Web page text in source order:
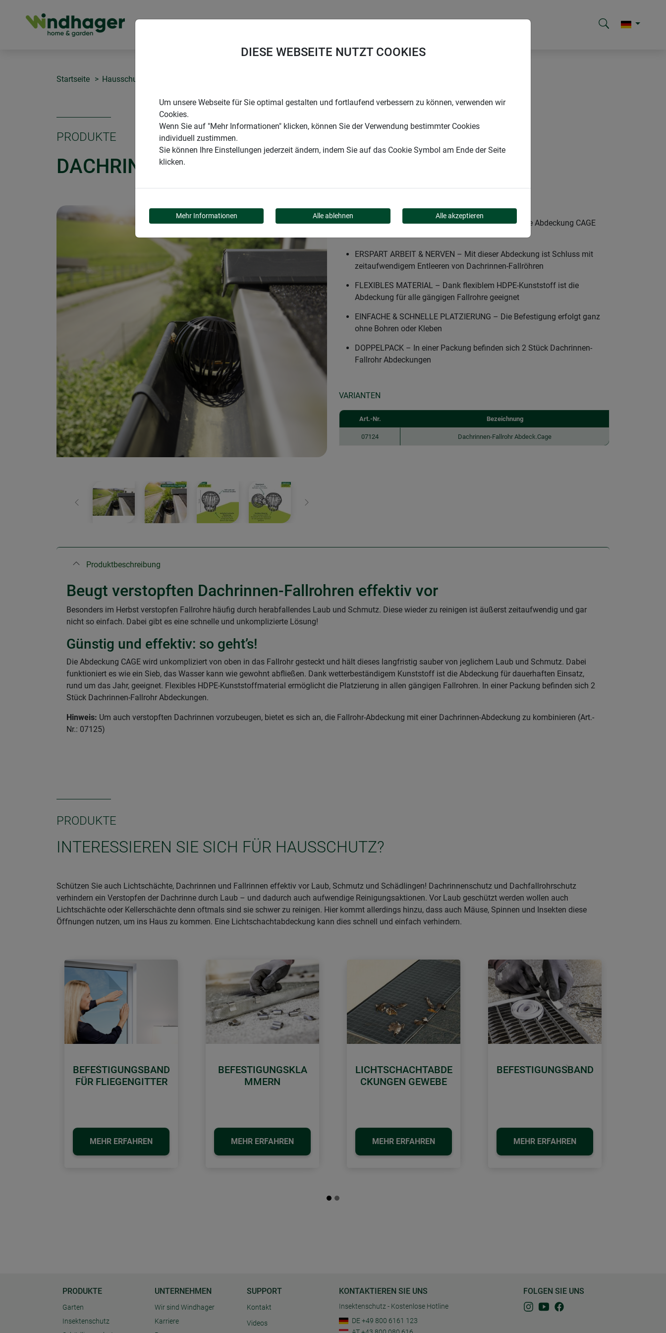
Startseite Hausschutz
PRODUKTE
DACHRINNEN-FALLROHR ABDECKUNG CAGE
Zurück Weiter
SCHLUSS MIT VERSTOPFTEN FALLROHREN – Die Abdeckung CAGE
ERSPART ARBEIT & NERVEN – Mit dieser Abdeckung ist Schluss mit
zeitaufwendigem Entleeren von Dachrinnen-Fallröhren
FLEXIBLES MATERIAL – Dank flexiblem HDPE-Kunststoff ist die
Abdeckung für alle gängigen Fallrohre geeignet
EINFACHE & SCHNELLE PLATZIERUNG – Die Befestigung erfolgt ganz
ohne Bohren oder Kleben
DOPPELPACK – In einer Packung befinden sich 2 Stück Dachrinnen-
Fallrohr Abdeckungen
VARIANTEN
Art.-Nr. Bezeichnung
07124 Dachrinnen-Fallrohr Abdeck.Cage
Produktbeschreibung
Beugt verstopften Dachrinnen-Fallrohren effektiv vor
Besonders im Herbst verstopfen Fallrohre häufig durch herabfallendes Laub und Schmutz. Diese wieder zu reinigen ist äußerst zeitaufwendig und gar
nicht so einfach. Dabei gibt es eine schnelle und unkomplizierte Lösung!
Günstig und effektiv: so geht’s!
Die Abdeckung CAGE wird unkompliziert von oben in das Fallrohr gesteckt und hält dieses langfristig sauber von jeglichem Laub und Schmutz. Dabei
funktioniert es wie ein Sieb, das Wasser kann wie gewohnt abfließen. Dank wetterbeständigem Kunststoff ist die Abdeckung für dauerhaften Einsatz,
rund um das Jahr, geeignet. Flexibles HDPE-Kunststoffmaterial ermöglicht die Platzierung in allen gängigen Fallrohren. In einer Packung befinden sich 2
Stück Dachrinnen-Fallrohr Abdeckungen.
Hinweis: Um auch verstopften Dachrinnen vorzubeugen, bietet es sich an, die Fallrohr-Abdeckung mit einer Dachrinnen-Abdeckung zu kombinieren (Art.-
Nr.: 07125)
PRODUKTE
INTERESSIEREN SIE SICH FÜR HAUSSCHUTZ?
Schützen Sie auch Lichtschächte, Dachrinnen und Fallrinnen effektiv vor Laub, Schmutz und Schädlingen! Dachrinnenschutz und Dachfallrohrschutz
verhindern ein Verstopfen der Dachrinne durch Laub – und dadurch auch aufwendige Reinigungsaktionen. Vor Laub geschützt werden wollen auch
Lichtschächte oder Kellerschächte denn oftmals sind sie schwer zu reinigen. Hier kommt allerdings hinzu, dass auch Mäuse, Spinnen und Insekten diese
Öffnungen nutzen, um ins Haus zu kommen. Eine Lichtschachtabdeckung kann dies schnell und einfach verhindern.
BEFESTIGUNGSBAND
FÜR FLIEGENGITTER
MEHR ERFAHREN
BEFESTIGUNGSKLA
MMERN
MEHR ERFAHREN
LICHTSCHACHTABDE
CKUNGEN GEWEBE
MEHR ERFAHREN
BEFESTIGUNGSBAND
MEHR ERFAHREN
Zurück Weiter
PRODUKTE
Garten
Insektenschutz
UNTERNEHMEN
Wir sind Windhager
Karriere
SUPPORT
Kontakt
Videos
KONTAKTIEREN SIE UNS
Insektenschutz - Kostenlose Hotline
DE +49 800 6161 123
FOLGEN SIE UNS
DIESE WEBSEITE NUTZT COOKIES
Um unsere Webseite für Sie optimal gestalten und fortlaufend verbessern zu können, verwenden wir
Cookies.
Wenn Sie auf "Mehr Informationen" klicken, können Sie der Verwendung bestimmter Cookies
individuell zustimmen.
Sie können Ihre Einstellungen jederzeit ändern, indem Sie auf das Cookie Symbol am Ende der Seite
klicken.
Mehr Informationen Alle ablehnen Alle akzeptieren